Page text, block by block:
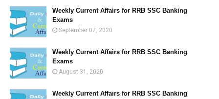
Weekly Current Affairs for RRB SSC Banking
Exams
September 07, 2020
Weekly Current Affairs for RRB SSC Banking
Exams
August 31, 2020
Weekly Current Affairs for RRB SSC Banking